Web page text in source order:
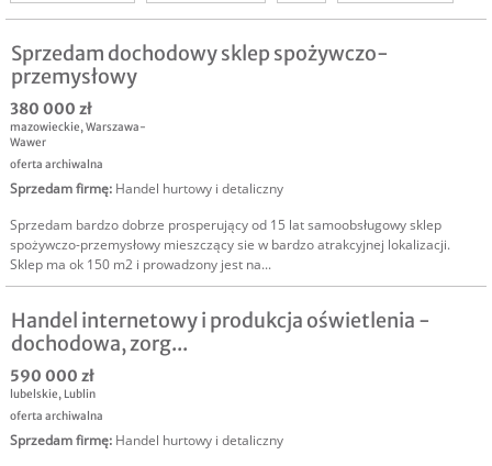
sprzedam salon warszawa
inwestor warszawa
Sprzedam dochodowy sklep spożywczo-
przemysłowy
380 000 zł
mazowieckie,Warszawa-
Wawer
oferta archiwalna
Sprzedam firmę: Handel hurtowy i detaliczny
Sprzedam bardzo dobrze prosperujący od 15 lat samoobsługowy sklep
spożywczo-przemysłowy mieszczący sie w bardzo atrakcyjnej lokalizacji.
Sklep ma ok 150 m2 i prowadzony jest na...
Handel internetowy i produkcja oświetlenia -
dochodowa, zorg...
590 000 zł
lubelskie, Lublin
oferta archiwalna
Sprzedam firmę: Handel hurtowy i detaliczny